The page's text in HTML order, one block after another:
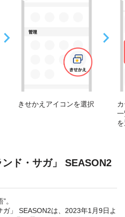
きせかえアイコンを選択
ド・サガ」 SEASON2
。
」 SEASON2は、2023年1月9日よ